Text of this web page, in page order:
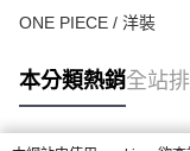
ONE PIECE / 洋裝
本分類熱銷全站